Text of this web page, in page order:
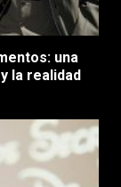
una
la realidad